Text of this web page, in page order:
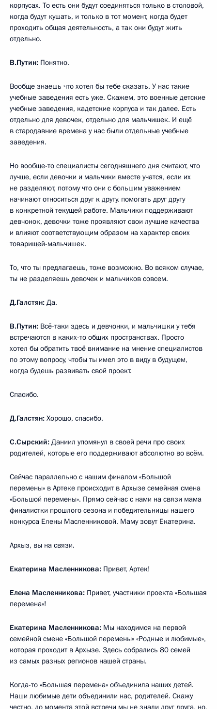
корпусах. То есть они будут соединяться только в столовой,
когда будут кушать, и только в тот момент, когда будет
проходить общая деятельность, а так они будут жить
отдельно.
В.Путин: Понятно.
Вообще знаешь что хотел бы тебе сказать. У нас такие
учебные заведения есть уже. Скажем, это военные детские
учебные заведения, кадетские корпуса и так далее. Есть
отдельно для девочек, отдельно для мальчишек. И ещё
в стародавние времена у нас были отдельные учебные
заведения.
Но вообще-то специалисты сегодняшнего дня считают, что
лучше, если девочки и мальчики вместе учатся, если их
не разделяют, потому что они с большим уважением
начинают относиться друг к другу, помогать друг другу
в конкретной текущей работе. Мальчики поддерживают
девчонок, девочки тоже проявляют свои лучшие качества
и влияют соответствующим образом на характер своих
товарищей-мальчишек.
То, что ты предлагаешь, тоже возможно. Во всяком случае,
ты не разделяешь девочек и мальчиков совсем.
Д.Галстян: Да.
В.Путин: Всё-таки здесь и девчонки, и мальчишки у тебя
встречаются в каких-то общих пространствах. Просто
хотел бы обратить твоё внимание на мнение специалистов
по этому вопросу, чтобы ты имел это в виду в будущем,
когда будешь развивать свой проект.
Спасибо.
Д.Галстян: Хорошо, спасибо.
С.Сырский: Даниил упомянул в своей речи про своих
родителей, которые его поддерживают абсолютно во всём.
Сейчас параллельно с нашим финалом «Большой
перемены» в Артеке происходит в Архызе семейная смена
«Большой перемены». Прямо сейчас с нами на связи мама
финалистки прошлого сезона и победительницы нашего
конкурса Елены Масленниковой. Маму зовут Екатерина.
Архыз, вы на связи.
Екатерина Масленникова: Привет, Артек!
Елена Масленникова: Привет, участники проекта «Большая
перемена»!
Екатерина Масленникова: Мы находимся на первой
семейной смене «Большой перемены» «Родные и любимые»,
которая проходит в Архызе. Здесь собрались 80 семей
из самых разных регионов нашей страны.
Когда-то «Большая перемена» объединила наших детей.
Наши любимые дети объединили нас, родителей. Скажу
честно, до момента этой встречи мы не знали друг друга, но,